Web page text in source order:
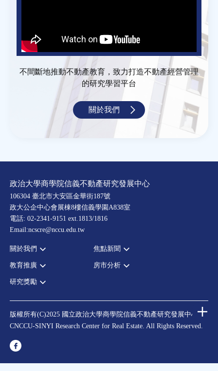
不間斷地推動不動產教育，致力打造不動產經營管理
的研究學習平台
關於我們
政治大學商學院信義不動產研究發展中心
106304 臺北市大安區金華街187號
政大公企中心會展棟8樓信義學園A838室
電話: 02-2341-9151 ext.1813/1816
Email:ncscre@nccu.edu.tw
關於我們
宗旨願景
設置辦法
指導委員
中心成員
聯絡我們
焦點新聞
全部新聞
法律新訊
教育推廣
全部活動
理財規劃講座
不動產學程支援
房市分析
研究獎勵
住宅學會論文獎支援
都市計劃學會論文獎支援
版權所有(C)2025 國立政治大學商學院信義不動產研究發展中心
CNCCU-SINYI Research Center for Real Estate. All Rights Reserved.